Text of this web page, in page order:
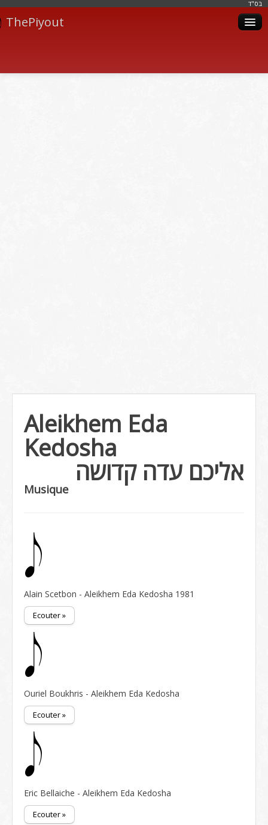
בּס"ד
ThePiyout
Aleikhem Eda
Kedosha
אליכם עדה קדושה
Musique
Alain Scetbon - Aleikhem Eda Kedosha 1981
Ecouter »
Ouriel Boukhris - Aleikhem Eda Kedosha
Ecouter »
Eric Bellaiche - Aleikhem Eda Kedosha
Ecouter »